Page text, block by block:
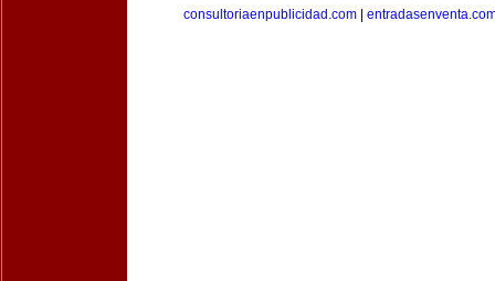
consultoriaenpublicidad.com